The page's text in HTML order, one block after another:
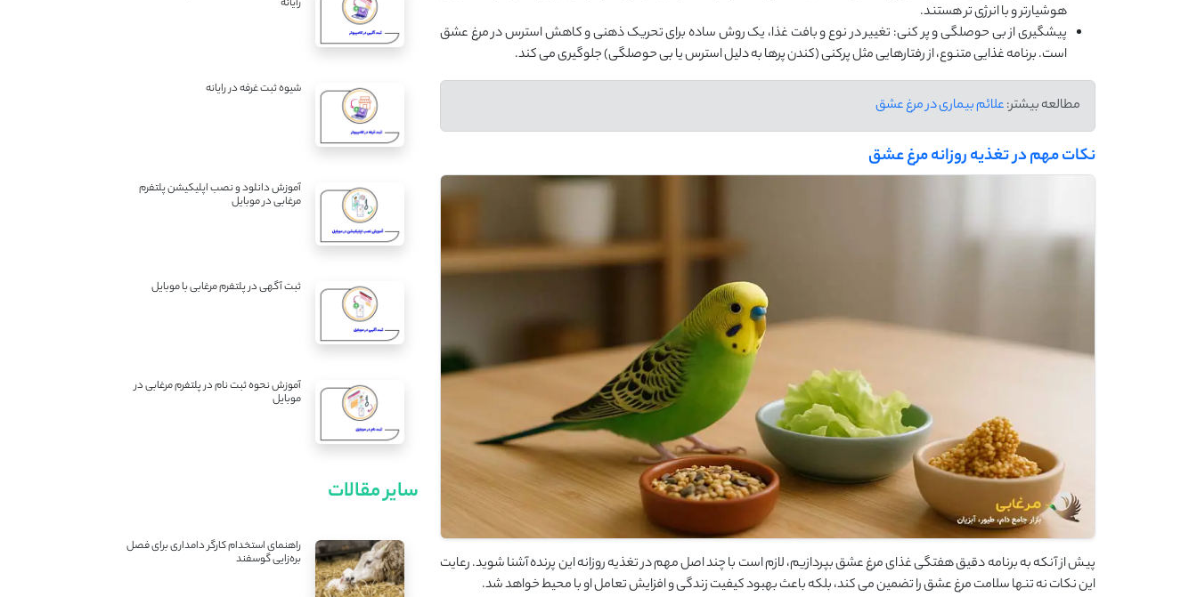
هوشیارتر و با انرژی ‌تر هستند.
پیشگیری از بی حوصلگی و پر کنی: تغییر در نوع و بافت غذا، یک روش ساده برای تحریک ذهنی و کاهش استرس در مرغ عشق
است. برنامه غذایی متنوع، از رفتارهایی مثل پرکنی (کندن پرها به دلیل استرس یا بی ‌حوصلگی) جلوگیری می‌ کند.
مطالعه بیشتر:علائم بیماری در مرغ عشق
نکات مهم در تغذیه روزانه مرغ عشق
پیش از آنکه به برنامه دقیق هفتگی غذای مرغ عشق بپردازیم، لازم است با چند اصل مهم در تغذیه روزانه این پرنده آشنا شوید. رعایت
این نکات نه‌ تنها سلامت مرغ عشق را تضمین می ‌کند، بلکه باعث بهبود کیفیت زندگی و افزایش تعامل او با محیط خواهد شد.
شیوه ثبت غرفه در رایانه
آموزش دانلود و نصب اپلیکیشن پلتفرم
مرغابی در موبایل
ثبت آگهی در پلتفرم مرغابی با موبایل
آموزش نحوه ثبت نام در پلتفرم مرغابی در
موبایل
سایر مقالات
راهنمای استخدام کارگر دامداری برای فصل
بره‌زایی گوسفند